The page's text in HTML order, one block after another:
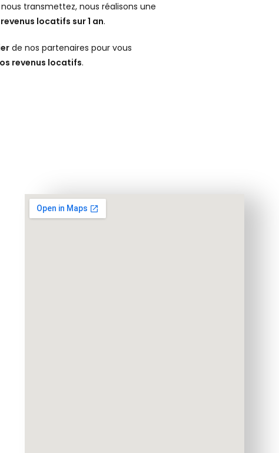
transmettez, nous réalisons une
revenus locatifs sur 1 an.
de nos partenaires pour vous
revenus locatifs.